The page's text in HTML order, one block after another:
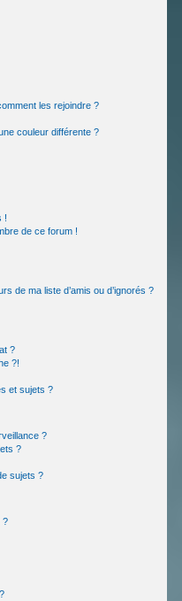
les rejoindre ?
couleur différente ?
!
de ce forum !
de ma liste d’amis ou d’ignorés ?
?
?!
et sujets ?
?
?
sujets ?
?